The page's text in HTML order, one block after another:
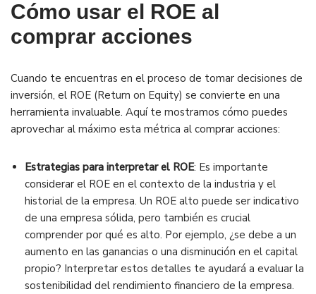
Cómo usar el ROE al
comprar acciones
Cuando te encuentras en el proceso de tomar decisiones de
inversión, el ROE (Return on Equity) se convierte en una
herramienta invaluable. Aquí te mostramos cómo puedes
aprovechar al máximo esta métrica al comprar acciones:
Estrategias para interpretar el ROE: Es importante
considerar el ROE en el contexto de la industria y el
historial de la empresa. Un ROE alto puede ser indicativo
de una empresa sólida, pero también es crucial
comprender por qué es alto. Por ejemplo, ¿se debe a un
aumento en las ganancias o una disminución en el capital
propio? Interpretar estos detalles te ayudará a evaluar la
sostenibilidad del rendimiento financiero de la empresa.